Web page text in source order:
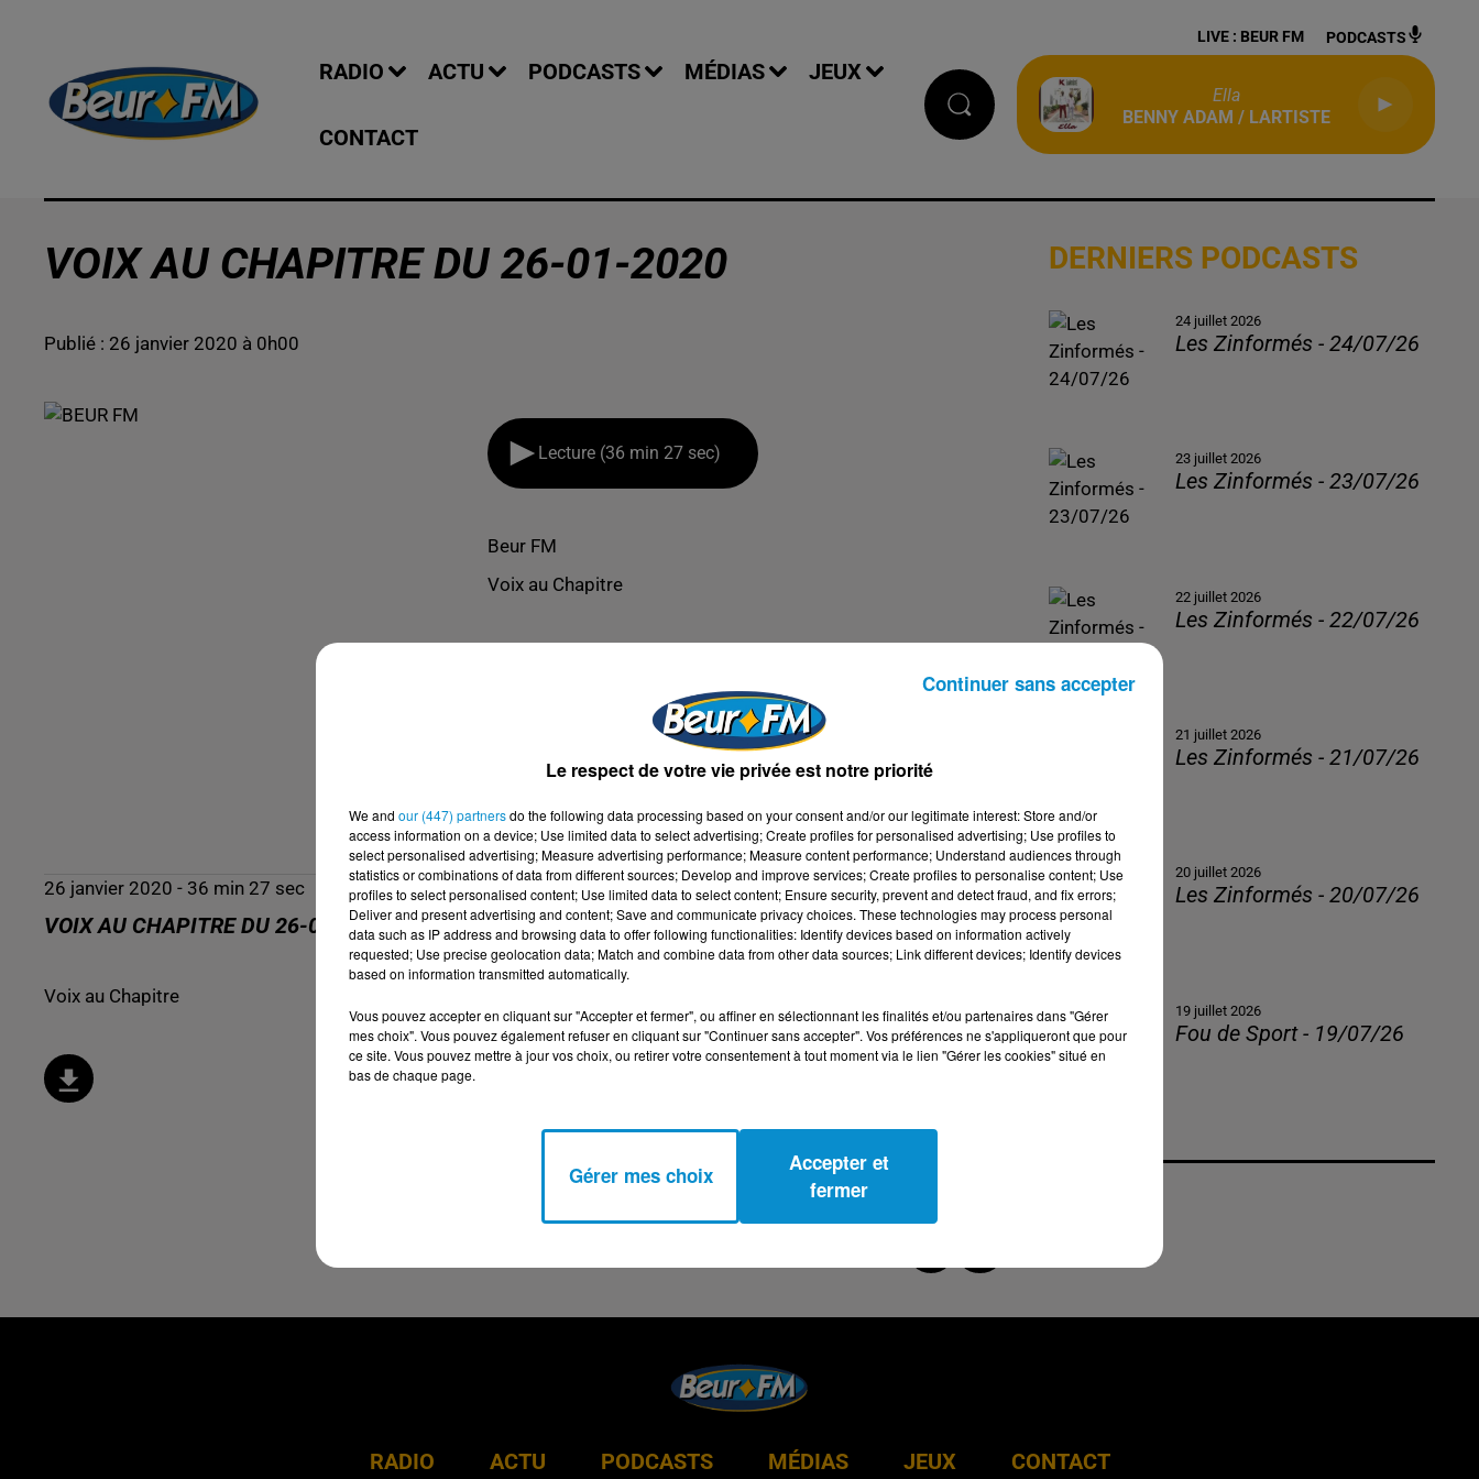
RADIO ACTU PODCASTS MÉDIAS JEUX
CONTACT
LIVE : BEUR FM PODCASTS
Ella
BENNY ADAM / LARTISTE
VOIX AU CHAPITRE DU 26-01-2020
Publié : 26 janvier 2020 à 0h00
Lecture (36 min 27 sec)
Beur FM
Voix au Chapitre
26 janvier 2020 - 36 min 27 sec
VOIX AU CHAPITRE DU 26-01-2020
Voix au Chapitre
DERNIERS PODCASTS
24 juillet 2026
Les Zinformés - 24/07/26
23 juillet 2026
Les Zinformés - 23/07/26
22 juillet 2026
Les Zinformés - 22/07/26
21 juillet 2026
Les Zinformés - 21/07/26
20 juillet 2026
Les Zinformés - 20/07/26
19 juillet 2026
Fou de Sport - 19/07/26
RADIO ACTU PODCASTS MÉDIAS JEUX CONTACT
Le respect de votre vie privée est notre priorité
We and our (447) partnersdo the following data processing based on your consent and/or our legitimate interest: Store and/or
access information on a device; Use limited data to select advertising; Create profiles for personalised advertising; Use profiles to
select personalised advertising; Measure advertising performance; Measure content performance; Understand audiences through
statistics or combinations of data from different sources; Develop and improve services; Create profiles to personalise content; Use
profiles to select personalised content; Use limited data to select content; Ensure security, prevent and detect fraud, and fix errors;
Deliver and present advertising and content; Save and communicate privacy choices. These technologies may process personal
data such as IP address and browsing data to offer following functionalities: Identify devices based on information actively
requested; Use precise geolocation data; Match and combine data from other data sources; Link different devices; Identify devices
based on information transmitted automatically.
Vous pouvez accepter en cliquant sur "Accepter et fermer", ou affiner en sélectionnant les finalités et/ou partenaires dans "Gérer
mes choix". Vous pouvez également refuser en cliquant sur "Continuer sans accepter". Vos préférences ne s'appliqueront que pour
ce site. Vous pouvez mettre à jour vos choix, ou retirer votre consentement à tout moment via le lien "Gérer les cookies" situé en
bas de chaque page.
Gérer mes choix
Accepter et
fermer
Continuer sans accepter